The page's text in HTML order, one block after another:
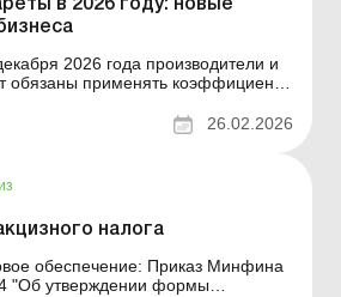
в 2026 году: новые
2026 года производители и
обязаны применять коэффициент
когда
1,1. Больше по теме:
догов...
26.02.2026
налога
Приказ Минфина
"Об утверждении формы